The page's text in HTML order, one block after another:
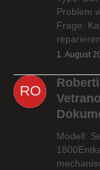
Problem
Frage:
1. August
Modell: